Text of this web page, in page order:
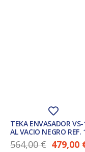
TEKA ENVASADOR
AL VACIO NEGRO
564,00€ 479,00